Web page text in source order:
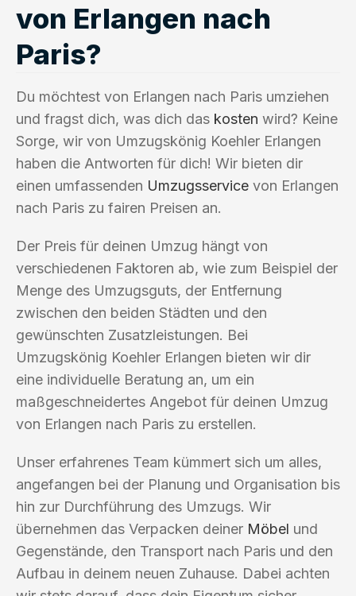
von Erlangen nach
Paris?
Du möchtest von Erlangen nach Paris umziehen
und fragst dich, was dich das kosten wird? Keine
Sorge, wir von Umzugskönig Koehler Erlangen
haben die Antworten für dich! Wir bieten dir
einen umfassenden Umzugsservice von Erlangen
nach Paris zu fairen Preisen an.
Der Preis für deinen Umzug hängt von
verschiedenen Faktoren ab, wie zum Beispiel der
Menge des Umzugsguts, der Entfernung
zwischen den beiden Städten und den
gewünschten Zusatzleistungen. Bei
Umzugskönig Koehler Erlangen bieten wir dir
eine individuelle Beratung an, um ein
maßgeschneidertes Angebot für deinen Umzug
von Erlangen nach Paris zu erstellen.
Unser erfahrenes Team kümmert sich um alles,
angefangen bei der Planung und Organisation bis
hin zur Durchführung des Umzugs. Wir
übernehmen das Verpacken deiner Möbel und
Gegenstände, den Transport nach Paris und den
Aufbau in deinem neuen Zuhause. Dabei achten